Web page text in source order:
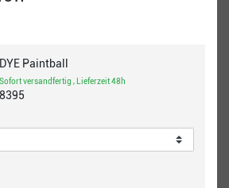
DYE Paintball
Sofort versandfertig , Lieferzeit 48h
8395